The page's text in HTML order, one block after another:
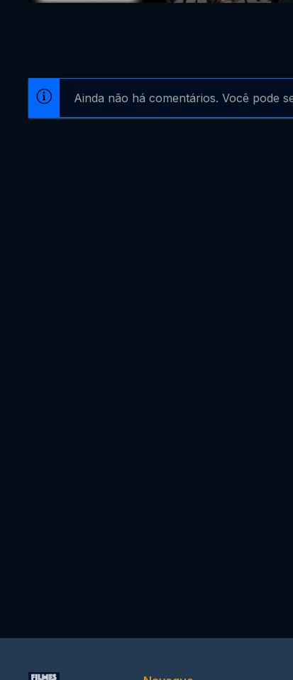
Ainda não há comentários. Você pode